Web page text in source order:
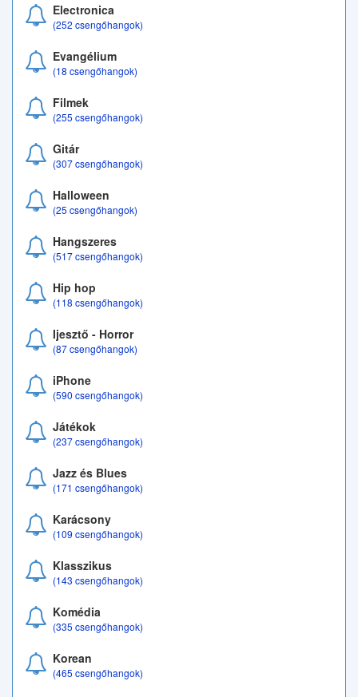
Electronica
(252 csengőhangok)
Evangélium
(18 csengőhangok)
Filmek
(255 csengőhangok)
Gitár
(307 csengőhangok)
Halloween
(25 csengőhangok)
Hangszeres
(517 csengőhangok)
Hip hop
(118 csengőhangok)
Ijesztő - Horror
(87 csengőhangok)
iPhone
(590 csengőhangok)
Játékok
(237 csengőhangok)
Jazz és Blues
(171 csengőhangok)
Karácsony
(109 csengőhangok)
Klasszikus
(143 csengőhangok)
Komédia
(335 csengőhangok)
Korean
(465 csengőhangok)